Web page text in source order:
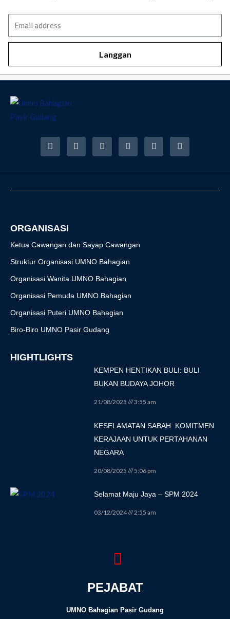
Langgan
F
a
c
b
o
I
n
s
a
r
T
w
i
t
r
Y
o
u
u
e
T
i
k
o
R
s
s
ORGANISASI
Ketua Cawangan dan Sayap Cawangan
Struktur Organisasi UMNO Bahagian
Organisasi Wanita UMNO Bahagian
Organisasi Pemuda UMNO Bahagian
Organisasi Puteri UMNO Bahagian
Biro-Biro UMNO Pasir Gudang
HIGHTLIGHTS
KEMPEN HENTIKAN BULI: BULI
BUKAN BUDAYA JOHOR
21/08/2025 3:55 am
KESELAMATAN SABAH: KOMITMEN
KERAJAAN UNTUK PERTAHANAN
NEGARA
20/08/2025 5:06 pm
Selamat Maju Jaya – SPM 2024
03/12/2024 2:55 am
PEJABAT
UMNO Bahagian Pasir Gudang